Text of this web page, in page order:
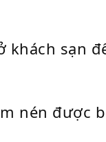
sạn
nén được